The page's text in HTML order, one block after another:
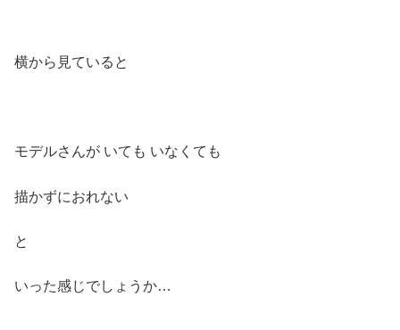
横から見ていると
モデルさんが いても いなくても
描かずにおれない
と
いった感じでしょうか…